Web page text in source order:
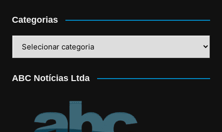
Categorias
ABC Notícias Ltda